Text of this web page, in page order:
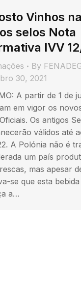
Vinhos
selos Nota
IVV
By
30, 2021
A partir de 1 de
em vigor os
Os antigos
válidos até
A Polónia não é
um país
mas apesar
se que esta
a…